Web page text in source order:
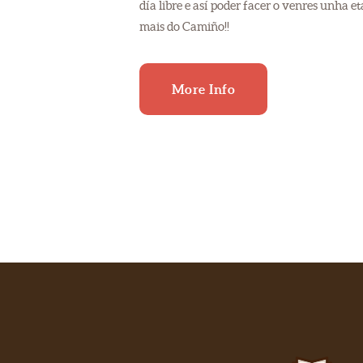
día libre e así poder facer o venres unha
mais do Camiño!!
More Info